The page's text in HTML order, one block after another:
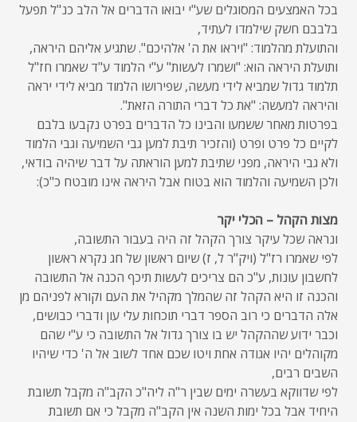
בכל האמצעים המסוגלים שע"י יבואו הדברים אל הלב כנ"ל תפעל
בלבבם חשק שילמדו לעתיד,
והתועלת מהלמוד: "ויראו את ה' אלהיכם". שתגיע אליהם היראה,
ותועלת היראה הוא: "ושמרו לעשות" ע"י הלמוד ע"ד שאמרו חז"ל
תלמוד גדול שמביא לידי מעשה, שפירושו הלמוד מביא לידי יראה
והיראה למעשה: "את כל דברי התורה הזאת".
בפרטות מאחר ששמעו והבינו כל הדברים בפרט נקבעו בלבם
לקיים כל פרט ופרט (והזכיר תיבת למען גבי השמיעה וגבי הלמוד
ולא גבי היראה, מפני שתיבת למען הוראתה על דבר שיהיה בודאי,
ולכן השמיעה והלמוד הוא בטוח אבל היראה אינו מובטח כ"כ):
מצות הקהל – הכלי יקר
ונראה שכל עיקר צורך הקהל זה היה בעבור התשובה,
לפי שאמרו רז"ל (ויק"ר ל, ז) שיום ראשון של חג נקרא ראשון
לחשבון עונות, ע"כ הם צריכים לעשות תיכף הכנה אל התשובה
והכנה זו היא הקהל זה שהמלך מקהיל את העם וקורא לפניהם מן
אלה הדברים כי רוב הספר דברי תוכחות עלי עון ודברי כבושים,
וכבר ידוע שההקהל יש בו צורך גדול אל התשובה כי ע"י שהם
מקוהלים יהיו אגודה אחת ויטו שכם אחד לשוב אל ה' כדי שיהיו
השבים רבים,
לפי שדווקא בעשרה ימים שבין ר"ה ליה"כ הקב"ה מקבל תשובת
היחיד אבל בכל ימות השנה אין הקב"ה מקבל כי אם תשובת